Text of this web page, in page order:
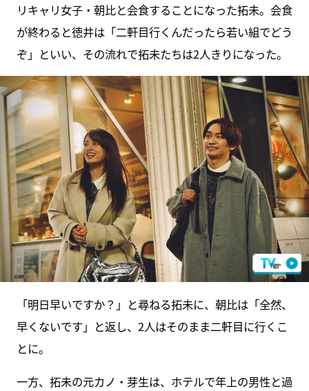
リキャリ女子・朝比と会食することになった拓未。会食
が終わると徳井は「二軒目行くんだったら若い組でどう
ぞ」といい、その流れで拓未たちは2人きりになった。
「明日早いですか？」と尋ねる拓未に、朝比は「全然、
早くないです」と返し、2人はそのまま二軒目に行くこ
とに。
一方、拓未の元カノ・芽生は、ホテルで年上の男性と過